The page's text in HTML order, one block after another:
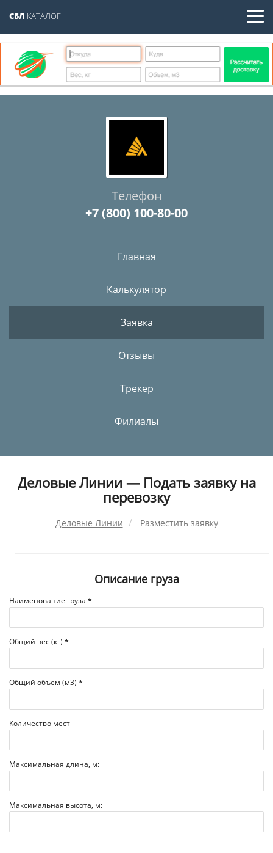
СБЛ КАТАЛОГ
Телефон
+7 (800) 100-80-00
Главная
Калькулятор
Заявка
Отзывы
Трекер
Филиалы
Деловые Линии — Подать заявку на
перевозку
Деловые Линии Разместить заявку
Описание груза
Наименование груза *
Общий вес (кг) *
Общий объем (м3) *
Количество мест
Максимальная длина, м:
Максимальная высота, м: